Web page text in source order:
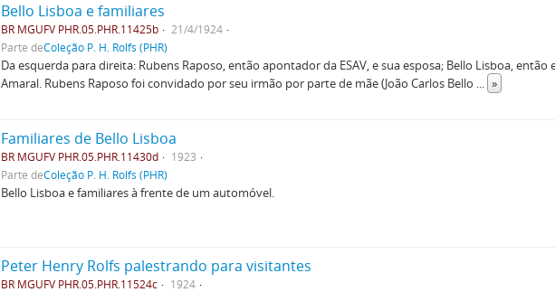
Bello Lisboa e familiares
BR MGUFV PHR.05.PHR.11425b
21/4/1924
Parte deColeção P. H. Rolfs (PHR)
Da esquerda para direita: Rubens Raposo, então apontador da ESAV, e sua esposa; Bello Lisboa,
Amaral. Rubens Raposo foi convidado por seu irmão por parte de mãe (João Carlos Bello ... »
Familiares de Bello Lisboa
BR MGUFV PHR.05.PHR.11430d
1923
Parte deColeção P. H. Rolfs (PHR)
Bello Lisboa e familiares à frente de um automóvel.
Peter Henry Rolfs palestrando para visitantes
BR MGUFV PHR.05.PHR.11524c
1924